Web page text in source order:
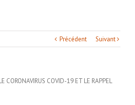
Précédent Suivant
CORONAVIRUS COVID-19 ET LE RAPPEL